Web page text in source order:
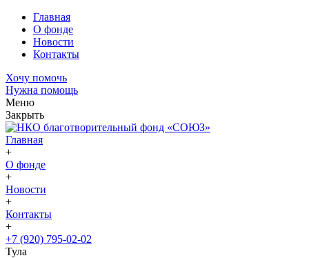
Главная
О фонде
Новости
Контакты
Хочу помочь
Нужна помощь
Меню
Закрыть
Главная
+
О фонде
+
Новости
+
Контакты
+
+7 (920) 795-02-02
Тула